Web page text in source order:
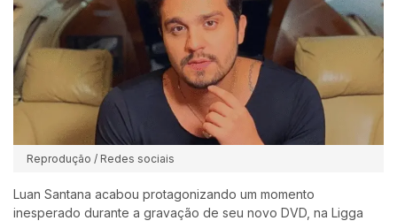
Reprodução / Redes sociais
Luan Santana acabou protagonizando um momento
inesperado durante a gravação de seu novo DVD, na Ligga